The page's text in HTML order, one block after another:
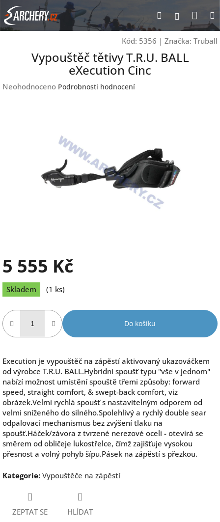
Přejít
na
obsah
Hledat
Kód: 5356 | Značka: Truball
Vypouštěč tětivy T.R.U. BALL
eXecution Cinc
Průměrné
Neohodnoceno Podrobnosti hodnocení
5 555 Kč
Měrná
cena:
Skladem (1 ks)
Do košíku
Execution je vypouštěč na zápěstí aktivovaný ukazováčkem
od výrobce T.R.U. BALL.Hybridní spoušť typu "vše v jednom"
nabízí možnost umístění spouště třemi způsoby: forward
speed, straight comfort, & swept-back comfort, viz
obrázek.Velmi rychlá spoušť s nastavitelným odporem od
velmi sníženého do silného.Spolehlivý a rychlý double sear
odpalovací mechanismus bez zvýšení tlaku na
spoušť.Háček/závora z tvrzené nerezové oceli - otevírá se
směrem od obličeje lukostřelce, čímž zajišťuje vysokou
přesnost a volný pohyb šípu.Pásek na zápěstí s přezkou.
Kategorie: Vypouštěče na zápěstí
ZEPTAT SE HLÍDAT